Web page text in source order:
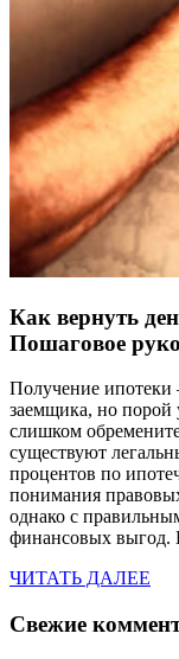
Как вернуть
Пошаговое
Получение ипотеки
заемщика, но порой
слишком
существуют
процентов по
понимания
однако с
финансовых
ЧИТАТЬ ДАЛЕЕ
Свежие